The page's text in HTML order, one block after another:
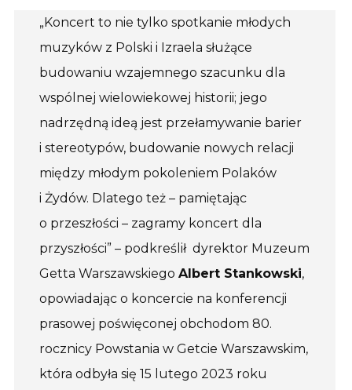
„Koncert to nie tylko spotkanie młodych
muzyków z Polski i Izraela służące
budowaniu wzajemnego szacunku dla
wspólnej wielowiekowej historii; jego
nadrzędną ideą jest przełamywanie barier
i stereotypów, budowanie nowych relacji
między młodym pokoleniem Polaków
i Żydów. Dlatego też – pamiętając
o przeszłości – zagramy koncert dla
przyszłości” – podkreślił dyrektor Muzeum
Getta Warszawskiego Albert Stankowski,
opowiadając o koncercie na konferencji
prasowej poświęconej obchodom 80.
rocznicy Powstania w Getcie Warszawskim,
która odbyła się 15 lutego 2023 roku